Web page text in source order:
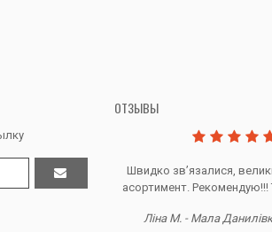
ОТЗЫВЫ
супер.
Швидко звʼязалися,
асортимент. Рекомендую!!!
Ліна М. - Мала